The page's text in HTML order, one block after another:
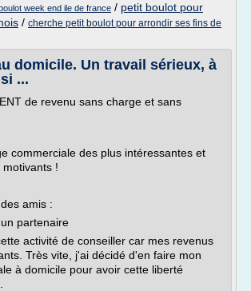
week end ile de france / petit boulot pour
/ cherche petit boulot pour arrondir ses fins de
domicile. Un travail sérieux, à
...
de revenu sans charge et sans
commerciale des plus intéressantes et
!
amis :
partenaire
activité de conseiller car mes revenus
Très vite, j'ai décidé d'en faire mon
à domicile pour avoir cette liberté